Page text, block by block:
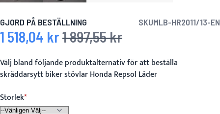
GJORD PÅ BESTÄLLNING SKUMLB-HR2011/13-EN
Specialpris
1 518,04 kr Ordinarie pris
1 897,55 kr
Välj bland följande produktalternativ för att beställa
skräddarsytt biker stövlar Honda Repsol Läder
Storlek